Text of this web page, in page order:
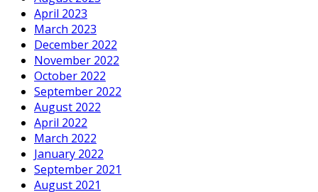
April 2023
March 2023
December 2022
November 2022
October 2022
September 2022
August 2022
April 2022
March 2022
January 2022
September 2021
August 2021